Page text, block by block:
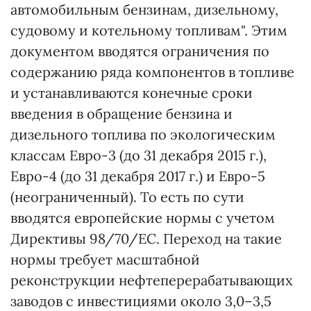
автомобильным бензинам, дизельному,
судовому и котельному топливам". Этим
документом вводятся ограничения по
содержанию ряда компонентов в топливе
и устанавливаются конечные сроки
введения в обращение бензина и
дизельного топлива по экологическим
классам Евро-3 (до 31 декабря 2015 г.),
Евро-4 (до 31 декабря 2017 г.) и Евро-5
(неограниченный). То есть по сути
вводятся европейские нормы с учетом
Директивы 98/70/ЕС. Переход на такие
нормы требует масштабной
реконструкции нефтеперерабатывающих
заводов с инвестициями около 3,0–3,5